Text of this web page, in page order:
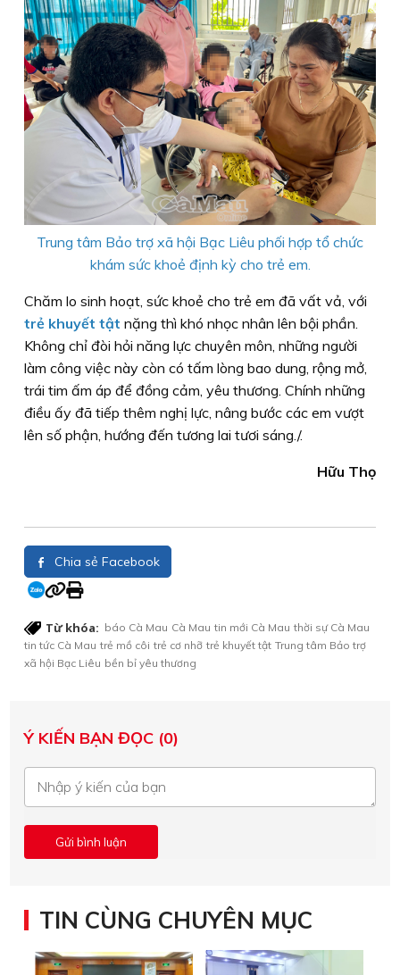
Trung tâm Bảo trợ xã hội Bạc Liêu phối hợp tổ chức
khám sức khoẻ định kỳ cho trẻ em.
Chăm lo sinh hoạt, sức khoẻ cho trẻ em đã vất vả, với
trẻ khuyết tật nặng thì khó nhọc nhân lên bội phần.
Không chỉ đòi hỏi năng lực chuyên môn, những người
làm công việc này còn có tấm lòng bao dung, rộng mở,
trái tim ấm áp để đồng cảm, yêu thương. Chính những
điều ấy đã tiếp thêm nghị lực, nâng bước các em vượt
lên số phận, hướng đến tương lai tươi sáng./.
Hữu Thọ
Chia sẻ Facebook
Từ khóa: báo Cà Mau Cà Mau tin mới Cà Mau thời sự Cà Mau
tin tức Cà Mau trẻ mồ côi trẻ cơ nhỡ trẻ khuyết tật Trung tâm Bảo trợ
xã hội Bạc Liêu bền bỉ yêu thương
Ý KIẾN BẠN ĐỌC (0)
TIN CÙNG CHUYÊN MỤC